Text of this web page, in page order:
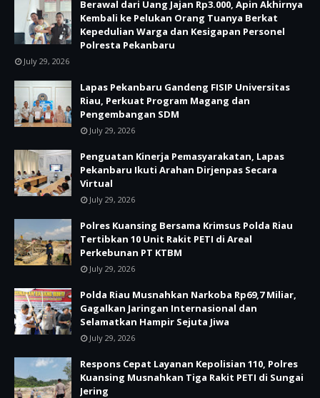
Berawal dari Uang Jajan Rp3.000, Apin Akhirnya
Kembali ke Pelukan Orang Tuanya Berkat
Kepedulian Warga dan Kesigapan Personel
Polresta Pekanbaru
July 29, 2026
Lapas Pekanbaru Gandeng FISIP Universitas
Riau, Perkuat Program Magang dan
Pengembangan SDM
July 29, 2026
Penguatan Kinerja Pemasyarakatan, Lapas
Pekanbaru Ikuti Arahan Dirjenpas Secara
Virtual
July 29, 2026
Polres Kuansing Bersama Krimsus Polda Riau
Tertibkan 10 Unit Rakit PETI di Areal
Perkebunan PT KTBM
July 29, 2026
Polda Riau Musnahkan Narkoba Rp69,7 Miliar,
Gagalkan Jaringan Internasional dan
Selamatkan Hampir Sejuta Jiwa
July 29, 2026
Respons Cepat Layanan Kepolisian 110, Polres
Kuansing Musnahkan Tiga Rakit PETI di Sungai
Jering